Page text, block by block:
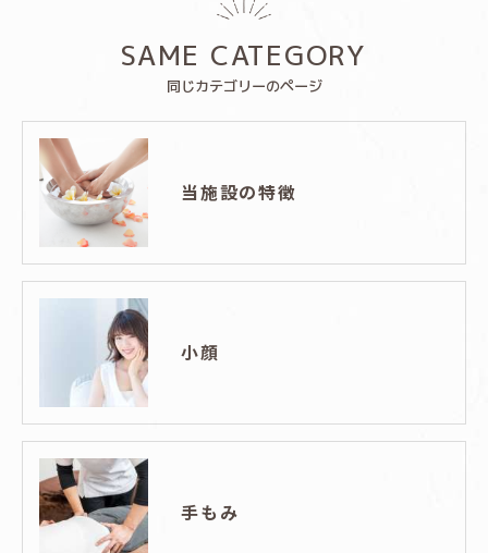
同じカテゴリーのページ
SAME CATEGORY
当施設の特徴
小顔
手もみ